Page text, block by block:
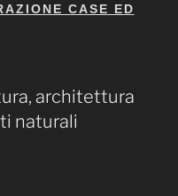
CASE ED
architettura
naturali